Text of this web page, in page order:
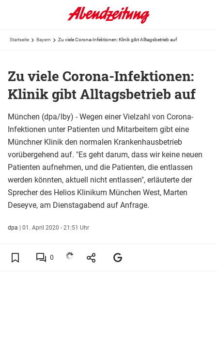
Startseite Bayern Zu viele Corona-Infektionen: Klinik gibt Alltagsbetrieb auf
Zu viele Corona-Infektionen:
Klinik gibt Alltagsbetrieb auf
München (dpa/lby) - Wegen einer Vielzahl von Corona-
Infektionen unter Patienten und Mitarbeitern gibt eine
Münchner Klinik den normalen Krankenhausbetrieb
vorübergehend auf. "Es geht darum, dass wir keine neuen
Patienten aufnehmen, und die Patienten, die entlassen
werden könnten, aktuell nicht entlassen", erläuterte der
Sprecher des Helios Klinikum München West, Marten
Deseyve, am Dienstagabend auf Anfrage.
dpa | 01. April 2020 - 21:51 Uhr
0